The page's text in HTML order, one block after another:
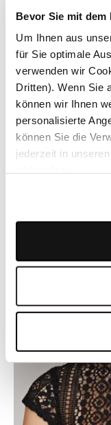
Bevor Sie mit dem
Um Ihnen aus
für Sie optimale
verwenden wir
Dritten). Wenn Sie
können wir Ihnen
personalisierte
können Sie die
jederzeit in
Material-Mix Dirndl mit